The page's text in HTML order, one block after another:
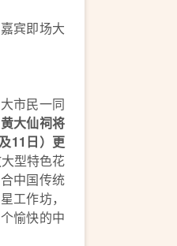
宾即场大
市民一同
大仙祠将
11日）更
型特色花
中国传统
工作坊，
愉快的中